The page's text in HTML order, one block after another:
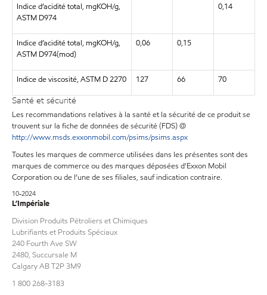
Indice d’acidité total, mgKOH/g,
ASTM D974
0,14
Indice d’acidité total, mgKOH/g,
ASTM D974(mod)
0,06 0,15
Indice de viscosité, ASTM D 2270 127 66 70
Santé et sécurité
Les recommandations relatives à la santé et la sécurité de ce produit se
trouvent sur la fiche de données de sécurité (FDS) @
http://www.msds.exxonmobil.com/psims/psims.aspx
Toutes les marques de commerce utilisées dans les présentes sont des
marques de commerce ou des marques déposées d'Exxon Mobil
Corporation ou de l’une de ses filiales, sauf indication contraire.
10-2024
L’Impériale
Division Produits Pétroliers et Chimiques
Lubrifiants et Produits Spéciaux
240 Fourth Ave SW
2480, Succursale M
Calgary AB T2P 3M9
1 800 268-3183